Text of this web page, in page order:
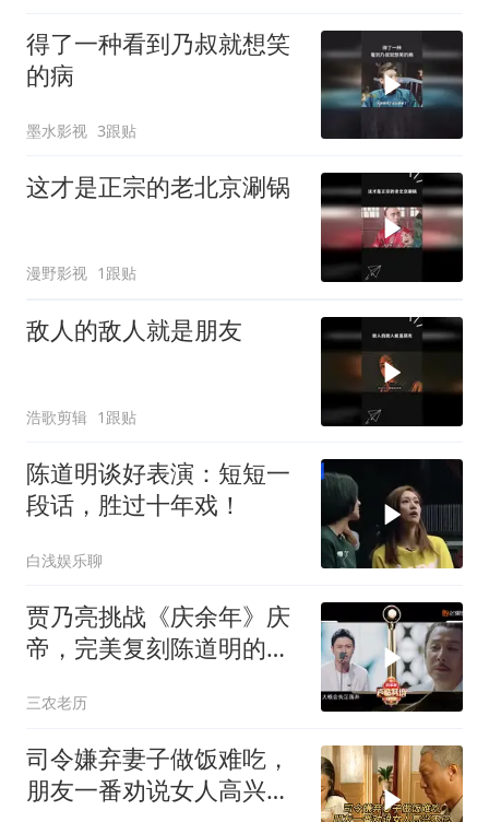
得了一种看到乃叔就想笑
的病
墨水影视 3跟贴
这才是正宗的老北京涮锅
漫野影视 1跟贴
敌人的敌人就是朋友
浩歌剪辑 1跟贴
陈道明谈好表演：短短一
段话，胜过十年戏！
白浅娱乐聊
贾乃亮挑战《庆余年》庆
帝，完美复刻陈道明的台
现
三农老历
司令嫌弃妻子做饭难吃，
朋友一番劝说女人高兴不